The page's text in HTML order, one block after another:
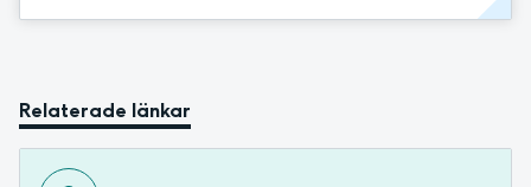
Relaterade länkar